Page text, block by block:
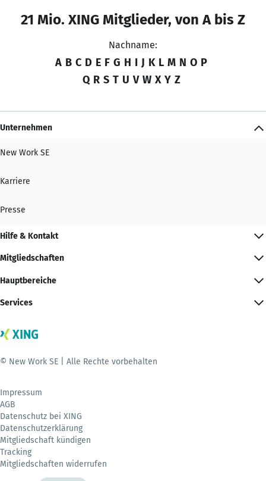
21 Mio. XING Mitglieder, von A bis Z
Nachname:
A B C D E F G H I J K L M N O P
Q R S T U V W X Y Z
Unternehmen
New Work SE
Karriere
Presse
Hilfe & Kontakt
Mitgliedschaften
Hauptbereiche
Services
© New Work SE | Alle Rechte vorbehalten
Impressum
AGB
Datenschutz bei XING
Datenschutzerklärung
Mitgliedschaft kündigen
Tracking
Mitgliedschaften widerrufen